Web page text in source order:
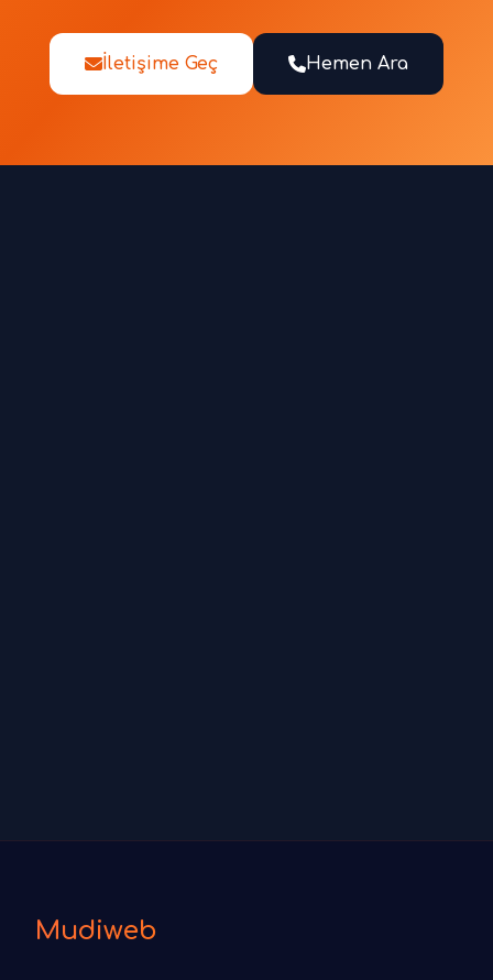
İletişime Geç Hemen Ara
Mudiweb